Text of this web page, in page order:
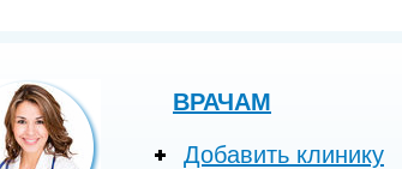
ВРАЧАМ
Добавить клинику